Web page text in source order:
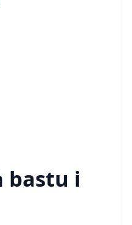
bastu i